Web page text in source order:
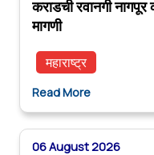
कराडची रवानगी
मागणी
महाराष्ट्र
Read More
06 August 2026